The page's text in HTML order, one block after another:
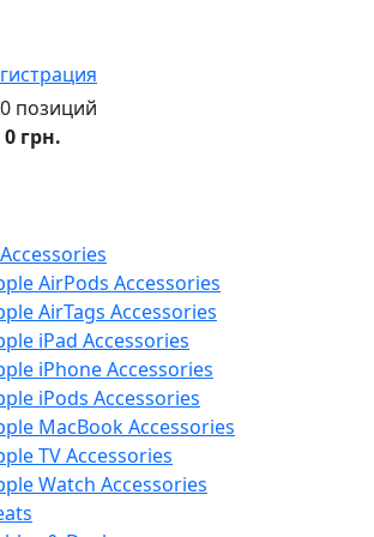
0 позиций
0 грн.
AirPods Accessories
AirTags Accessories
iPad Accessories
iPhone Accessories
iPods Accessories
MacBook Accessories
TV Accessories
Watch Accessories